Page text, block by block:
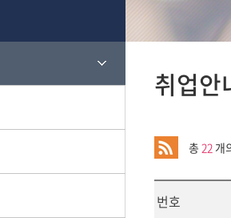
찾아오
취업안
총 22 개
번호